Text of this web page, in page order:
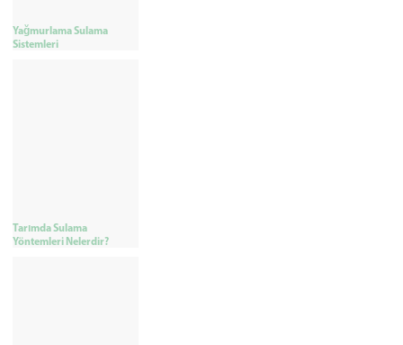
Yağmurlama Sulama
Sistemleri
Tarımda Sulama
Yöntemleri Nelerdir?